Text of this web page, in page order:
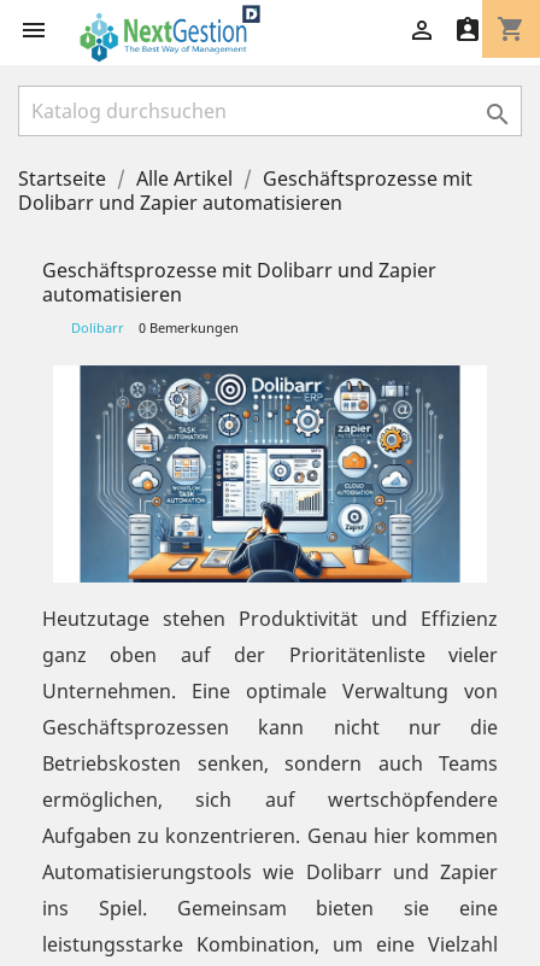
 shopping_cart
 

Startseite Alle Artikel
Geschäftsprozesse mit
Dolibarr und Zapier automatisieren
Geschäftsprozesse mit Dolibarr und Zapier
automatisieren
Dolibarr 0 Bemerkungen
Heutzutage stehen Produktivität und Effizienz
ganz oben auf der Prioritätenliste vieler
Unternehmen. Eine optimale Verwaltung von
Geschäftsprozessen kann nicht nur die
Betriebskosten senken, sondern auch Teams
ermöglichen, sich auf wertschöpfendere
Aufgaben zu konzentrieren. Genau hier kommen
Automatisierungstools wie Dolibarr und Zapier
ins Spiel. Gemeinsam bieten sie eine
leistungsstarke Kombination, um eine Vielzahl